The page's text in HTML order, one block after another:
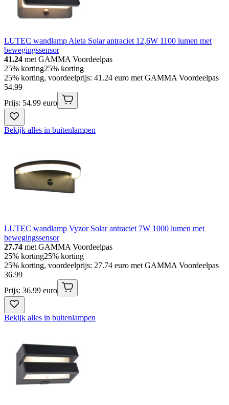
LUTEC wandlamp Aleta Solar antraciet 12,6W 1100 lumen met
bewegingssensor
41.24 met GAMMA Voordeelpas
25% korting25% korting
25% korting, voordeelprijs: 41.24 euro met GAMMA Voordeelpas
54.99
Prijs: 54.99 euro
Bekijk alles in buitenlampen
LUTEC wandlamp Vyzor Solar antraciet 7W 1000 lumen met
bewegingssensor
27.74 met GAMMA Voordeelpas
25% korting25% korting
25% korting, voordeelprijs: 27.74 euro met GAMMA Voordeelpas
36.99
Prijs: 36.99 euro
Bekijk alles in buitenlampen